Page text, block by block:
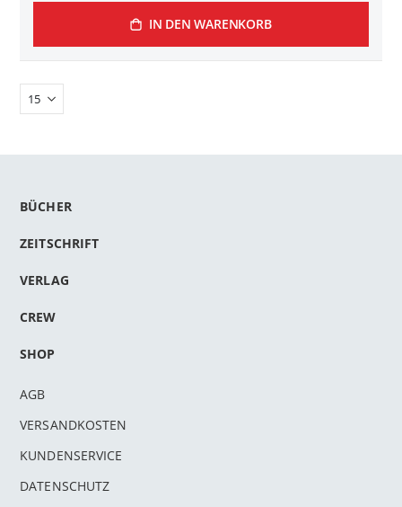
IN DEN WARENKORB
BÜCHER
ZEITSCHRIFT
VERLAG
CREW
SHOP
AGB
VERSANDKOSTEN
KUNDENSERVICE
DATENSCHUTZ